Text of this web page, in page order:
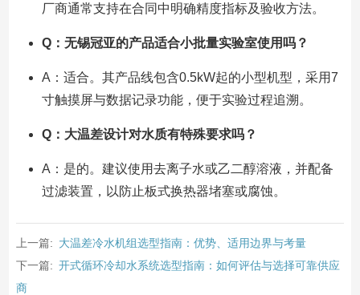
厂商通常支持在合同中明确精度指标及验收方法。
Q：无锡冠亚的产品适合小批量实验室使用吗？
A：适合。其产品线包含0.5kW起的小型机型，采用7
寸触摸屏与数据记录功能，便于实验过程追溯。
Q：大温差设计对水质有特殊要求吗？
A：是的。建议使用去离子水或乙二醇溶液，并配备
过滤装置，以防止板式换热器堵塞或腐蚀。
上一篇: 大温差冷水机组选型指南：优势、适用边界与考量
下一篇: 开式循环冷却水系统选型指南：如何评估与选择可靠供应
商